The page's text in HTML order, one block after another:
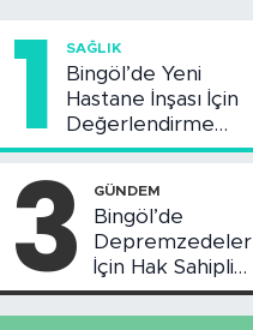
1 SAĞLIK
Bingöl’de Yeni
Hastane İnşası İçin
Değerlendirme
Toplantısı Yapıldı
3 GÜNDEM
Bingöl’de
Depremzedeler
İçin Hak Sahipliği
Askı Süreci
Başladı